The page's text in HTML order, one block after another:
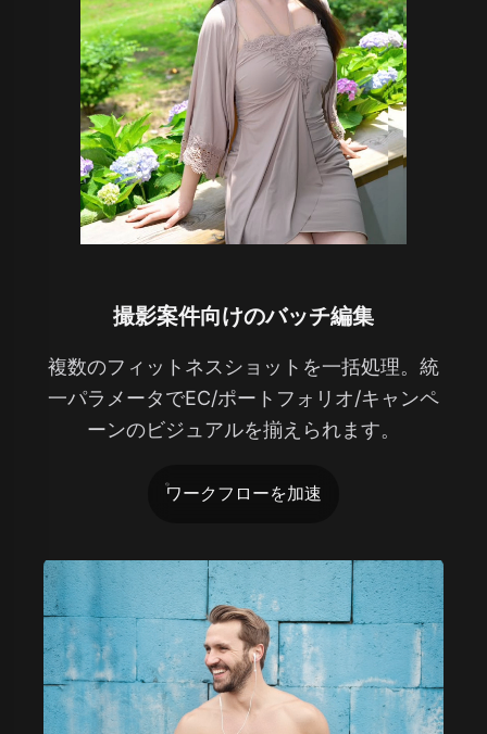
撮影案件向けのバッチ編集
複数のフィットネスショットを一括処理。統
一パラメータでEC/ポートフォリオ/キャンペ
ーンのビジュアルを揃えられます。
ワークフローを加速